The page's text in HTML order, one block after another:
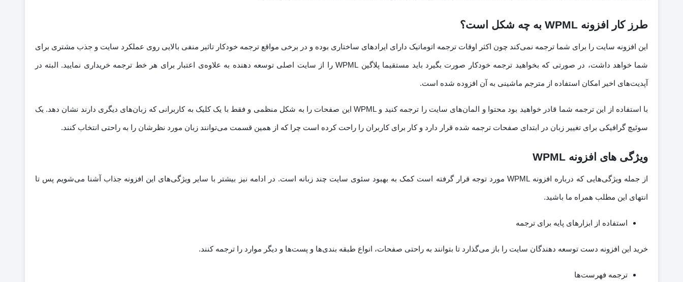
طرز کار افزونه WPML به چه شکل است؟
این افزونه سایت را برای شما ترجمه نمی‌کند چون اکثر اوقات ترجمه اتوماتیک دارای ایرادهای ساختاری بوده و در برخی مواقع ترجمه خودکار تاثیر منفی بالایی روی عملکرد سایت و جذب مشتری برای
شما خواهد داشت، در صورتی که بخواهید ترجمه خودکار صورت بگیرد باید مستقیما پلاگین WPML را از سایت اصلی توسعه دهنده به علاوه‌ی اعتبار برای هر خط ترجمه خریداری نمایید. البته در
آپدیت‌های اخیر امکان استفاده از مترجم ماشینی به آن افزوده شده است.
با استفاده از این ترجمه شما قادر خواهید بود محتوا و المان‌های سایت را ترجمه کنید و WPML این صفحات را به شکل منظمی و فقط با یک کلیک به کاربرانی که زبان‌های دیگری دارند نشان دهد. یک
سوئیچ گرافیکی برای تغییر زبان در ابتدای صفحات ترجمه شده قرار دارد و کار برای کاربران را راحت کرده است چرا که از همین قسمت می‌توانند زبان مورد نظرشان را به راحتی انتخاب کنند.
ویژگی های افزونه WPML
از جمله ویژگی‌هایی که درباره افزونه WPML مورد توجه قرار گرفته است کمک به بهبود سئوی سایت چند زبانه است. در ادامه نیز بیشتر با سایر ویژگی‌های این افزونه جذاب آشنا می‌شویم پس تا
انتهای این مطلب همراه ما باشید.
استفاده از ابزارهای پایه برای ترجمه
خرید این افزونه دست توسعه دهندگان سایت را باز می‌گذارد تا بتوانند به راحتی صفحات، انواع طبقه بندی‌ها و پست‌ها و دیگر موارد را ترجمه کنند.
ترجمه فهرست‌ها